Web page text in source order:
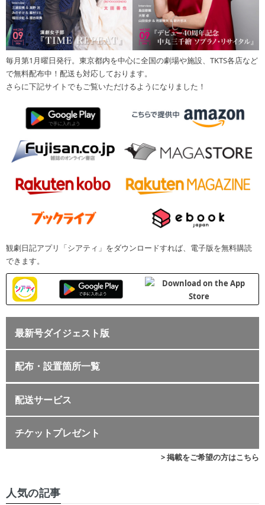
毎月第1月曜日発行。東京都内を中心に全国の劇場や施設、TKTS各店など
で無料配布中！配送も対応しております。
さらに下記サイトでもご覧いただけるようになりました！
観劇日記アプリ「シアティ」をダウンロードすれば、電子版を無料購読
できます。
最新号ダイジェスト版
配布・設置箇所一覧
配送サービス
チケットプレゼント
> 掲載をご希望の方はこちら
人気の記事